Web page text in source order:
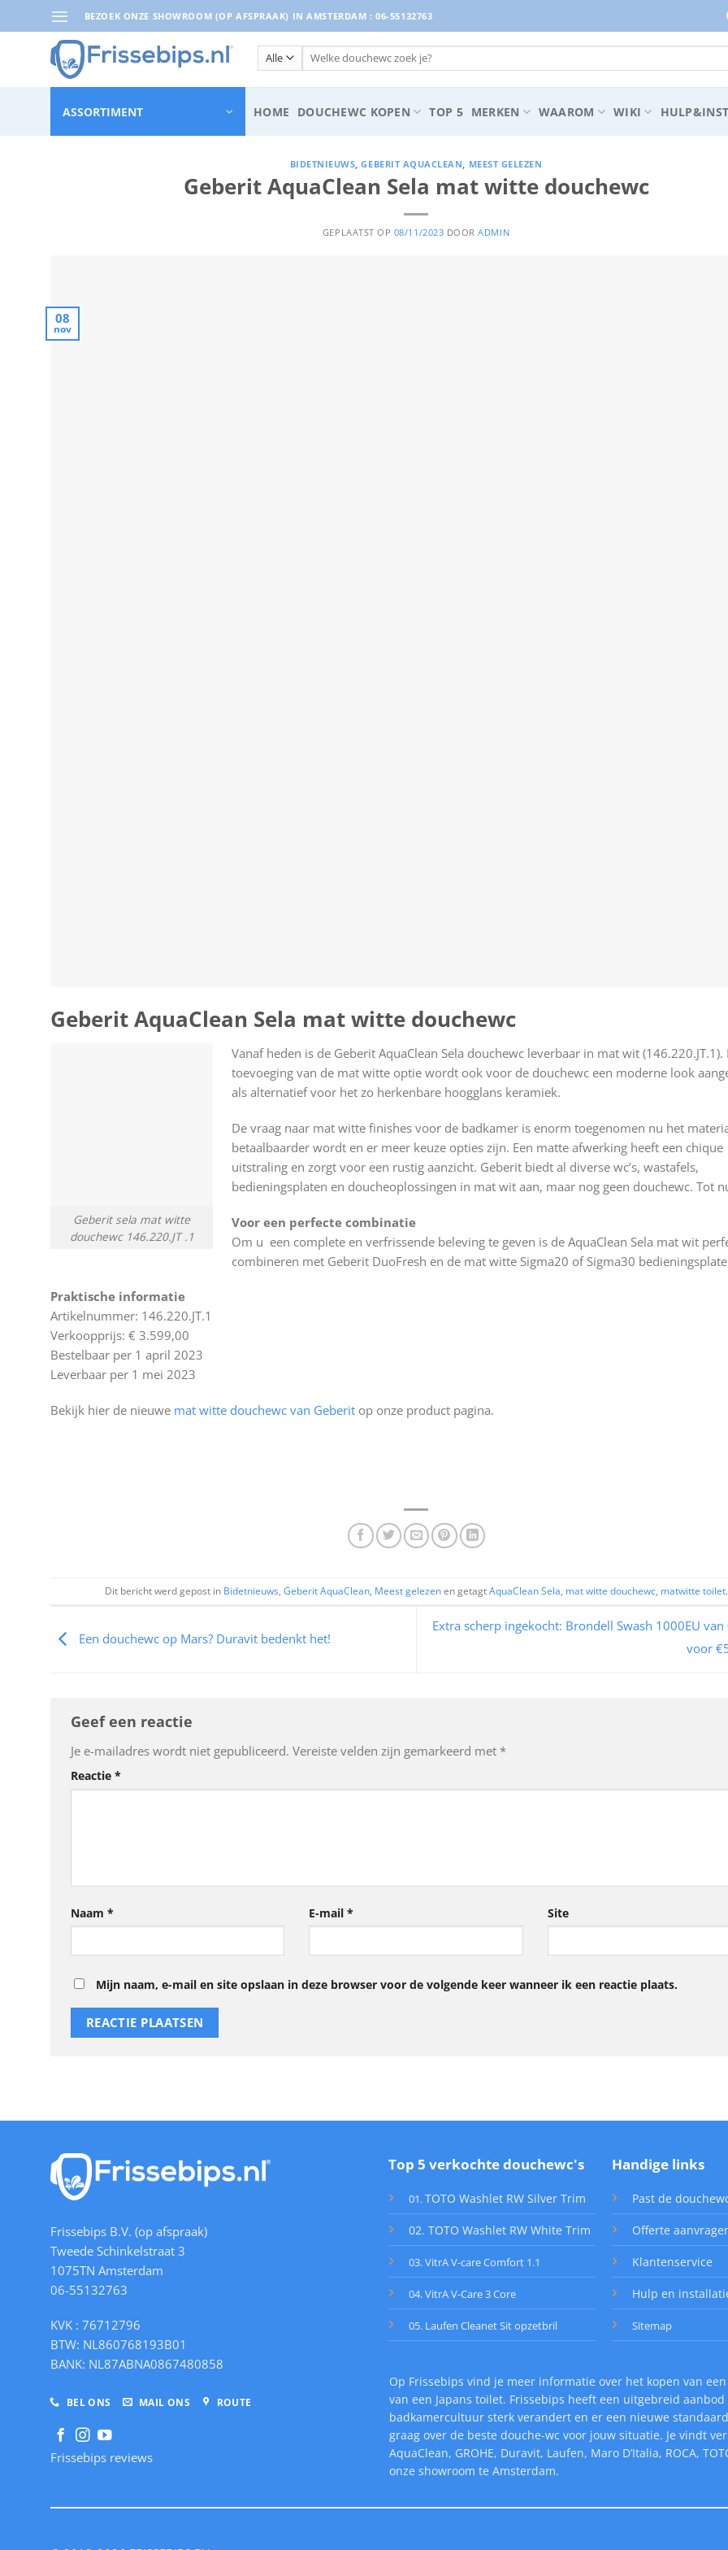
naar
BEZOEK ONZE SHOWROOM (OP AFSPRAAK) IN AMSTERDAM : 06-55132763
Zoeken
ASSORTIMENT HOME DOUCHEWC KOPEN TOP 5 MERKEN WAAROM WIKI
BIDETNIEUWS,GEBERIT AQUACLEAN, MEEST GELEZEN
Geberit AquaClean Sela mat witte douchewc
GEPLAATST OP 08/11/2023 DOORADMIN
08
nov
Geberit AquaClean Sela mat witte douchewc
Geberit sela mat witte
douchewc 146.220.JT .1
Vanaf heden is de Geberit AquaClean Sela douchewc leverbaar in mat wit (146.220.JT.1).
toevoeging van de mat witte optie wordt ook voor de douchewc een moderne look
als alternatief voor het zo herkenbare hoogglans keramiek.
De vraag naar mat witte finishes voor de badkamer is enorm toegenomen nu het
betaalbaarder wordt en er meer keuze opties zijn. Een matte afwerking heeft een chique
uitstraling en zorgt voor een rustig aanzicht. Geberit biedt al diverse wc’s, wastafels,
bedieningsplaten en doucheoplossingen in mat wit aan, maar nog geen douchewc. Tot
Voor een perfecte combinatie
Om u een complete en verfrissende beleving te geven is de AquaClean Sela mat wit
combineren met Geberit DuoFresh en de mat witte Sigma20 of Sigma30
Praktische informatie
Artikelnummer: 146.220.JT.1
Verkoopprijs: € 3.599,00
Bestelbaar per 1 april 2023
Leverbaar per 1 mei 2023
Bekijk hier de nieuwe mat witte douchewc van Geberit op onze product pagina.
Dit bericht werd gepost in Bidetnieuws, Geberit AquaClean, Meest gelezenen getagtAquaClean Sela, mat witte douchewc, matwitte toilet.
Een douchewc op Mars? Duravit bedenkt het!
Extra scherp ingekocht: Brondell Swash 1000EU
voor
Geef een reactie
Je e-mailadres wordt niet gepubliceerd. Vereiste velden zijn gemarkeerd met *
Reactie *
Naam * E-mail* Site
Mijn naam, e-mail en site opslaan in deze browser voor de volgende keer wanneer ik een reactie plaats.
Frissebips B.V. (op afspraak)
Tweede Schinkelstraat 3
1075TN Amsterdam
06-55132763
KVK : 76712796
BTW: NL860768193B01
BANK: NL87ABNA0867480858
BEL ONS MAIL ONS ROUTE
Frissebips reviews
Top 5 verkochte douchewc's
01 .TOTO Washlet RW Silver Trim
02. TOTO Washlet RW White Trim
03. VitrA V-care Comfort 1.1
04. VitrA V-Care 3 Core
05. Laufen Cleanet Sit opzetbril
Handige links
Past de
Offerte
Klantenservice
Hulp en
Sitemap
Op Frissebips vind je meer informatie over het kopen van
van een Japans toilet. Frissebips heeft een uitgebreid
badkamercultuur sterk verandert en er een nieuwe
graag over de beste douche-wc voor jouw situatie. Je vindt
AquaClean, GROHE, Duravit, Laufen, Maro D’Italia, ROCA,
onze showroom te Amsterdam.